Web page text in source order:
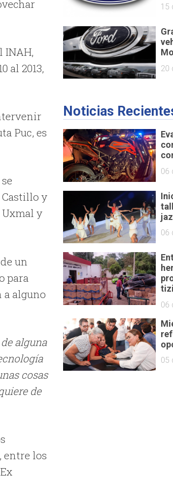
INAH,
al 2013,
Puc, es
Castillo y
Uxmal y
un
para
a alguno
alguna
cosas
de
entre los
15
20
Noticias
06
06
06
05